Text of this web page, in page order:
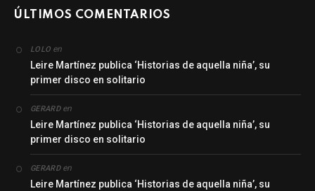
ÚLTIMOS COMENTARIOS
LOLO en
Leire Martínez publica ‘Historias de aquella niña’, su
primer disco en solitario
GERARDen
Leire Martínez publica ‘Historias de aquella niña’, su
primer disco en solitario
GERARDen
Leire Martínez publica ‘Historias de aquella niña’, su